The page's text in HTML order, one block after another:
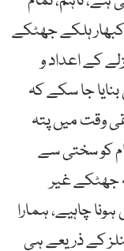
ہلکے جھٹکے
کے اعداد و
جا سکے کہ
وقت میں پتہ
کو سختی سے
جھٹکے غیر
چاہیے، ہمارا
کے ذریعے ہی